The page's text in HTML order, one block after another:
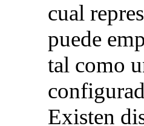
cual
puede
tal como
Existen